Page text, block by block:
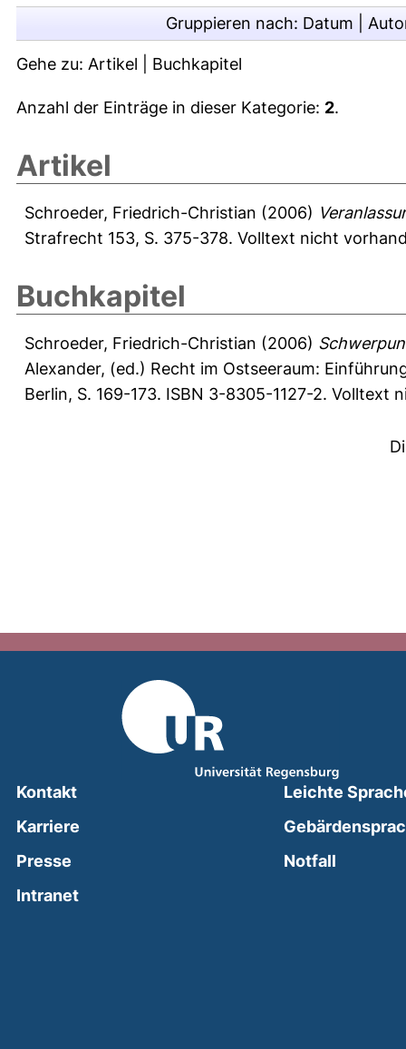
Gruppieren nach: Datum
Gehe zu: Artikel Buchkapitel
Anzahl der Einträge in dieser Kategorie: 2.
Artikel
Schroeder, Friedrich-Christian (2006)
Strafrecht 153, S. 375-378. Volltext nicht
Buchkapitel
Schroeder, Friedrich-Christian (2006)
Alexander, (ed.) Recht im Ostseeraum:
Berlin, S. 169-173. ISBN 3-8305-1127-2. Volltext
Kontakt
Karriere
Presse
Intranet(external link, opens in a new window)
Leichte
Notfall